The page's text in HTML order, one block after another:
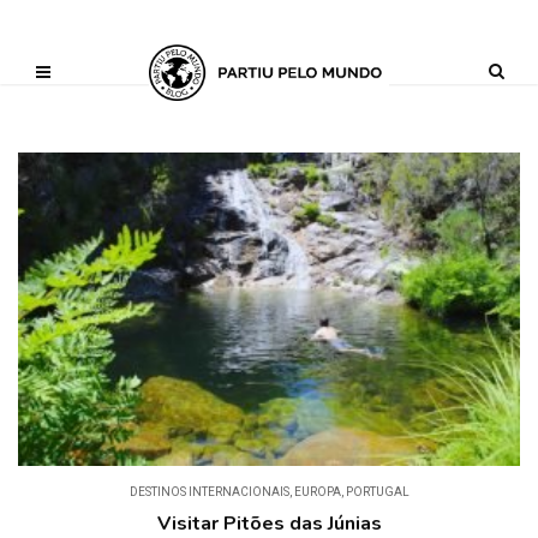
('AI_CONTENT_MARKER_NO_GET_SIDEBAR', true);
DESTINOS INTERNACIONAIS, EUROPA, PORTUGAL
Visitar Pitões das Júnias